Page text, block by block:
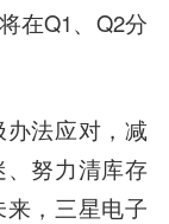
在Q1、Q2分
法应对，减
努力清库存
，三星电子